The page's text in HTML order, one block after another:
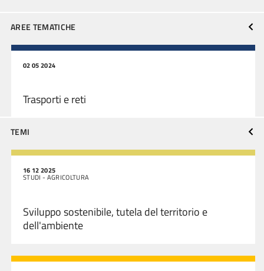
AREE TEMATICHE
02 05 2024
Trasporti e reti
TEMI
16 12 2025
STUDI - AGRICOLTURA
Sviluppo sostenibile, tutela del territorio e
dell'ambiente